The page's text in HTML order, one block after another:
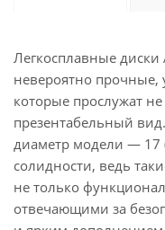
Легкосплавные
невероятно прочные,
которые прослужат
презентабельный
диаметр модели — 17
солидности, ведь
не только
отвечающими за